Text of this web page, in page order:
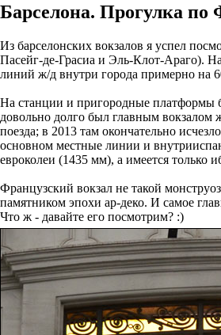
Барселона. Прогулка по
Из барселонских вокзалов я успел
Пасейг-де-Грасиа и Эль-Клот-Араго).
линий ж/д внутри города примерно на
На станции и пригородные платформы
довольно долго был главным вокзалом
поезда; в 2013 там окончательно
основном местные линии и
евроколеи (1435 мм), а имеется только
Французский вокзал не такой
памятником эпохи ар-деко. И самое
Что ж - давайте его посмотрим? :)